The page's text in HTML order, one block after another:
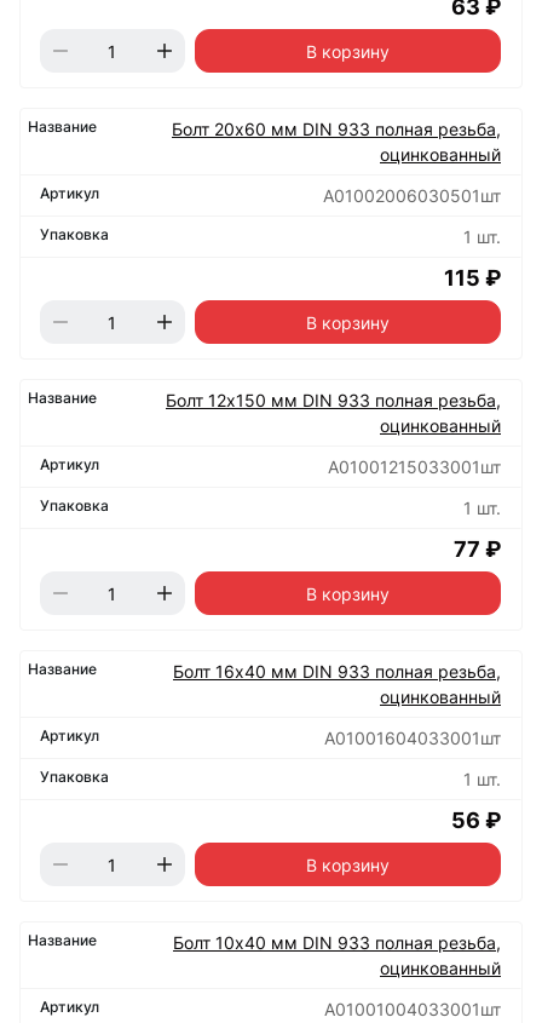
63 ₽
В корзину
Болт 20х60 мм DIN 933 полная резьба,
оцинкованный
А01002006030501шт
1 шт.
115 ₽
В корзину
Болт 12х150 мм DIN 933 полная резьба,
оцинкованный
А01001215033001шт
1 шт.
77 ₽
В корзину
Болт 16х40 мм DIN 933 полная резьба,
оцинкованный
А01001604033001шт
1 шт.
56 ₽
В корзину
Болт 10х40 мм DIN 933 полная резьба,
оцинкованный
А01001004033001шт